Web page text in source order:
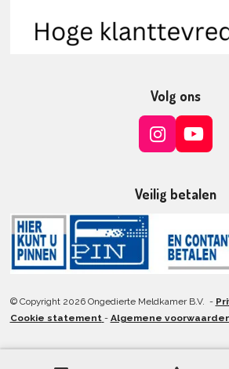
Volg ons
I
t
Y
T
e
Veilig betalen
© Copyright 2026 Ongedierte Meldkamer B.V. -
Cookie statement - Algemene